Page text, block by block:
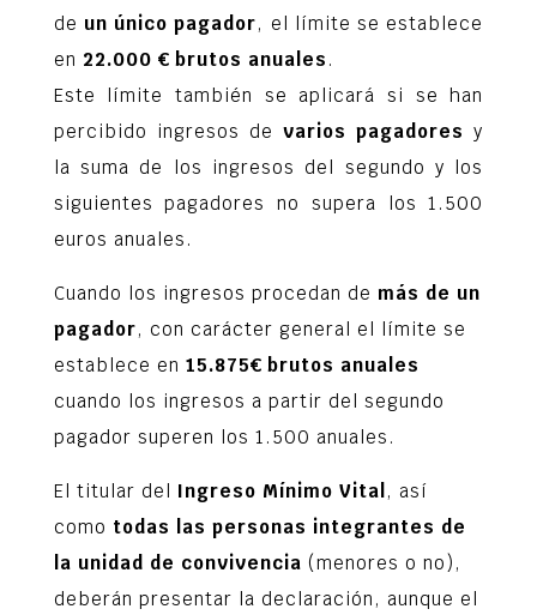
de un único pagador, el límite se establece
en 22.000 € brutos anuales .
Este límite también se aplicará si se han
percibido ingresos devarios pagadores y
la suma de los ingresos del segundo y los
siguientes pagadores no supera los 1.500
euros anuales.
Cuando los ingresos procedan de más de un
pagador, con carácter general el límite se
establece en 15.875€ brutos anuales
cuando los ingresos a partir del segundo
pagador superen los 1.500 anuales.
El titular del Ingreso Mínimo Vital , así
como todas las personas integrantes de
la unidad de convivencia (menores o no),
deberán presentar la declaración, aunque el